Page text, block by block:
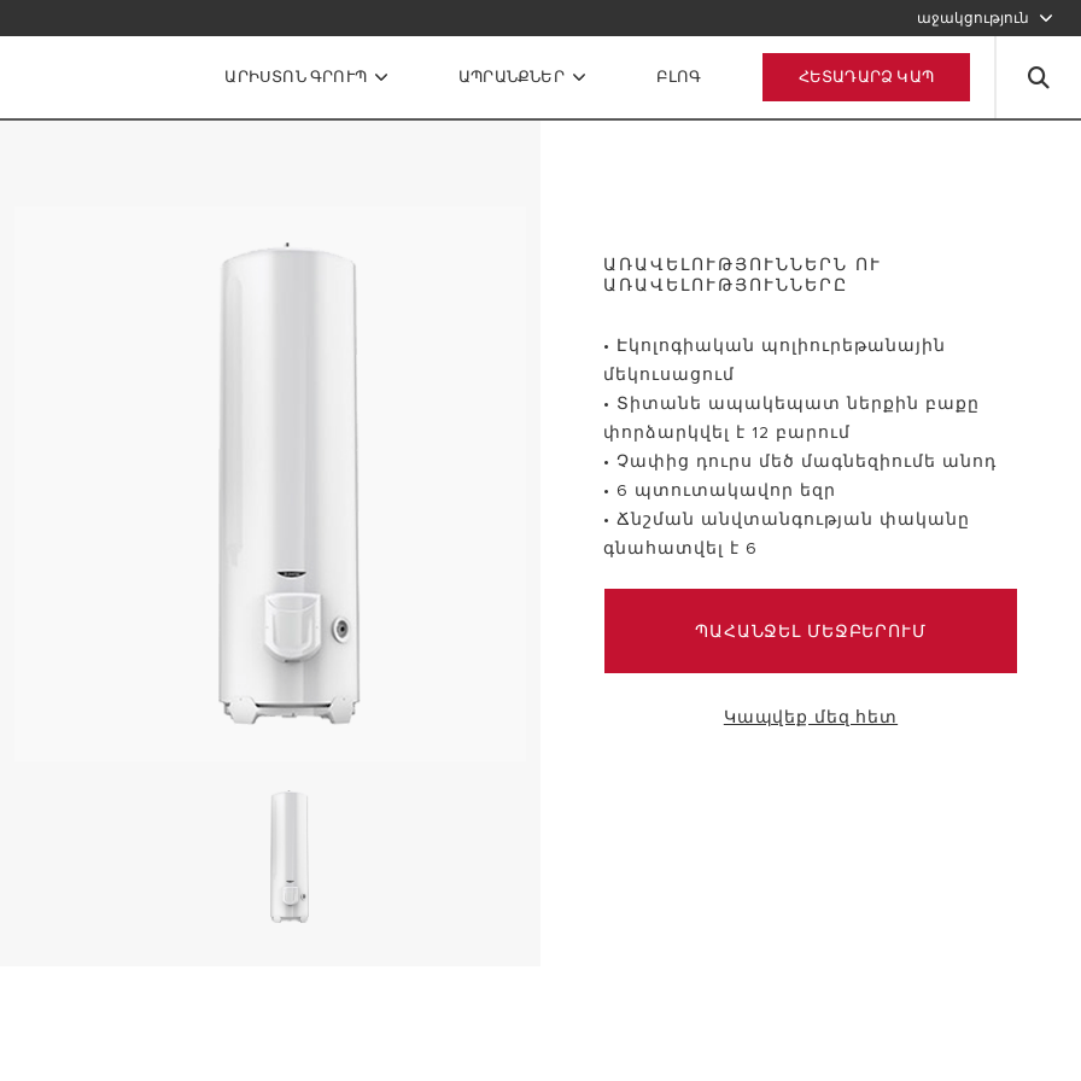
աջակցություն
ՈՒՂԱՐԿԵՔ ՄԵԶ ԷԼ. ՆԱՄԱԿ ՈՒՂԱՐԿԵՔ ՀԱՐՑՈՒՄ
ԱՐԻՍՏՈՆ ԳՐՈՒՊ
VISIT
ԱՊՐԱՆՔՆԵՐ
ՄՈԴԵԼՆԵՐԸ ՋՐԱՏԱՔԱՑՈՒՑԻՉՆԵՐ
ԲԼՈԳ ՀԵՏԱԴԱՐՁ ԿԱՊ
ԱՌԱՎԵԼՈՒԹՅՈՒՆՆԵՐՆ ՈՒ
ԱՌԱՎԵԼՈՒԹՅՈՒՆՆԵՐԸ
• Էկոլոգիական պոլիուրեթանային
մեկուսացում
• Տիտանե ապակեպատ ներքին բաքը
փորձարկվել է 12 բարում
• Չափից դուրս մեծ մագնեզիումե անոդ
• 6 պտուտակավոր եզր
• Ճնշման անվտանգության փականը
գնահատվել է 6
ՊԱՀԱՆՋԵԼ ՄԵՋԲԵՐՈՒՄ
Կապվեք մեզ հետ